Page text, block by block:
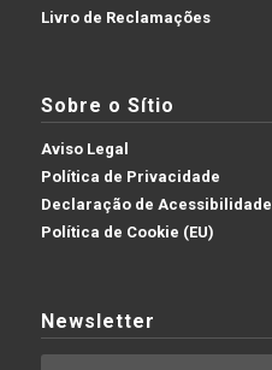
Livro de Reclamações
Sobre o Sítio
Aviso Legal
Política de Privacidade
Declaração de
Política de Cookie (EU)
Newsletter